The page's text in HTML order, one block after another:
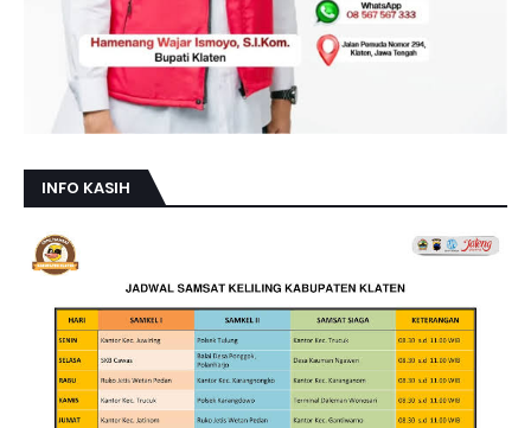
INFO KASIH